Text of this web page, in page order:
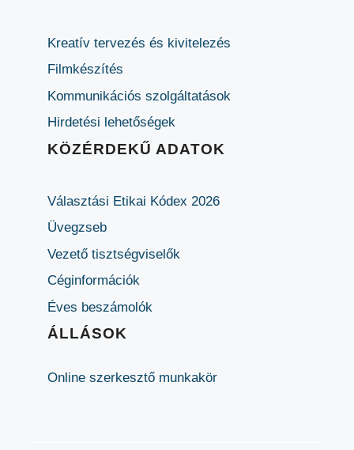
Kreatív tervezés és kivitelezés
Filmkészítés
Kommunikációs szolgáltatások
Hirdetési lehetőségek
KÖZÉRDEKŰ ADATOK
Választási Etikai Kódex 2026
Üvegzseb
Vezető tisztségviselők
Céginformációk
Éves beszámolók
ÁLLÁSOK
Online szerkesztő munkakör